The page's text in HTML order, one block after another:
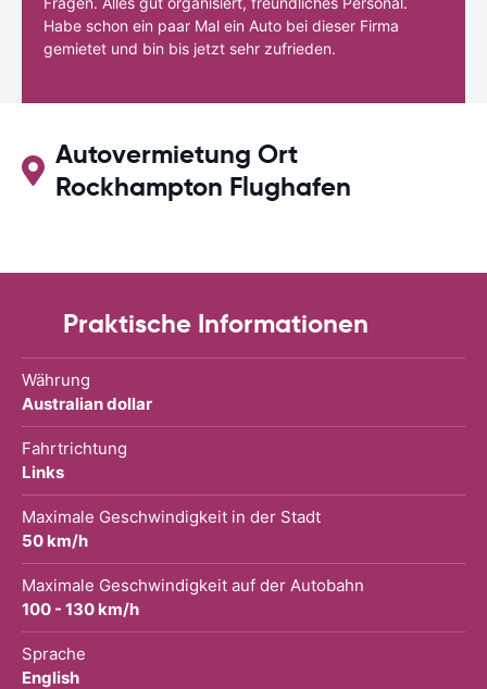
Habe schon ein paar Mal ein Auto bei dieser Firma
gemietet und bin bis jetzt sehr zufrieden.
Autovermietung Ort
Rockhampton Flughafen
Praktische Informationen
Währung
Australian dollar
Fahrtrichtung
Links
Maximale Geschwindigkeit in der Stadt
50 km/h
Maximale Geschwindigkeit auf der Autobahn
100 - 130 km/h
Sprache
English